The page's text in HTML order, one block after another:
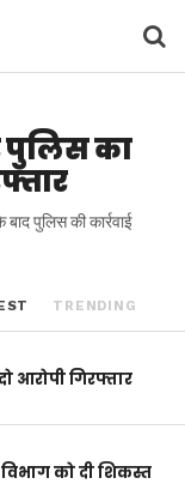
का
पुलिस की कार्रवाई
TRENDING
आरोपी गिरफ्तार
को दी शिकस्त